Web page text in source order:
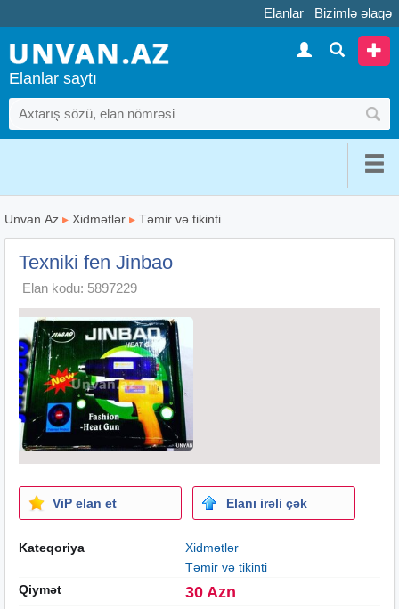
Elanlar Bizimlə əlaqə
Elanlar saytı
Unvan.Az ▸ Xidmətlər ▸ Təmir və tikinti
Texniki fen Jinbao
Elan kodu: 5897229
ViP elan et Elanı irəli çək
Kateqoriya
Xidmətlər
Təmir və tikinti
Qiymət
30 Azn